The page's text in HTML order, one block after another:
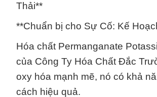
Thải**
**Chuẩn bị cho Sự Cố: Kế
Hóa chất Permanganate
của Công Ty Hóa Chất Đắc
oxy hóa mạnh mẽ, nó có khả
cách hiệu quả.